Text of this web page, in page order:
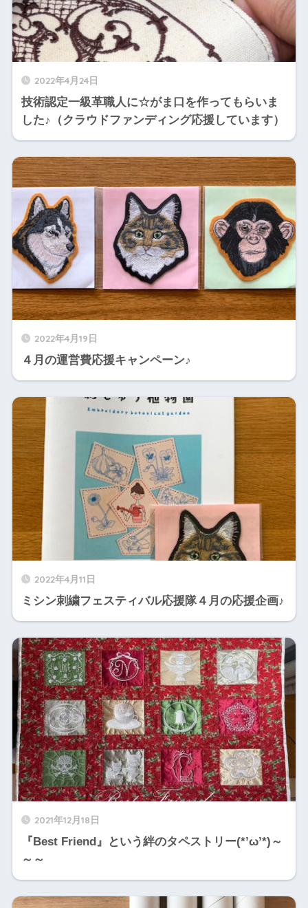
2022年4月24日
技術認定一級革職人に☆がま口を作ってもらいま
した♪（クラウドファンディング応援しています）
2022年4月19日
４月の運営費応援キャンペーン♪
2022年4月11日
ミシン刺繍フェスティバル応援隊４月の応援企画♪
2021年12月18日
『Best Friend』という絆のタペストリー(*’ω’*)～
～～